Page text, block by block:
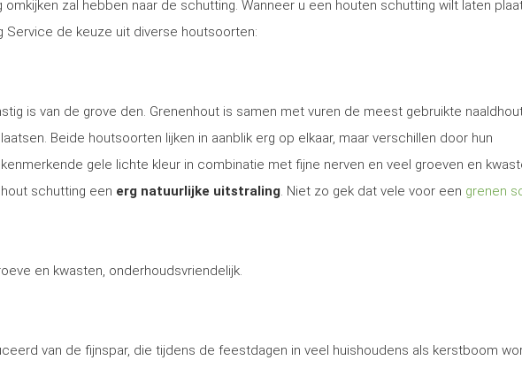
zal hebben naar de schutting. Wanneer u een houten schutting wilt laten
Service de keuze uit diverse houtsoorten:
is van de grove den. Grenenhout is samen met vuren de meest gebruikte
Beide houtsoorten lijken in aanblik erg op elkaar, maar verschillen door hun
gele lichte kleur in combinatie met fijne nerven en veel groeven en
schutting een erg natuurlijke uitstraling. Niet zo gek dat vele voor een grenen
en kwasten, onderhoudsvriendelijk.
van de fijnspar, die tijdens de feestdagen in veel huishoudens als kerstboom